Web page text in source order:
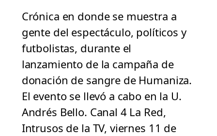
Crónica en donde se muestra a
gente del espectáculo, políticos y
futbolistas, durante el
lanzamiento de la campaña de
donación de sangre de Humaniza.
El evento se llevó a cabo en la U.
Andrés Bello. Canal 4 La Red,
Intrusos de la TV, viernes 11 de